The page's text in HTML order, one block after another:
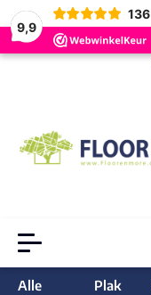
9,9
136
Alle
Plak